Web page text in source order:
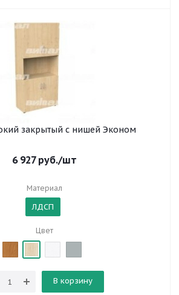
закрытый с нишей Эконом
6 927руб./шт
Материал
ЛДСП
Цвет
В корзину